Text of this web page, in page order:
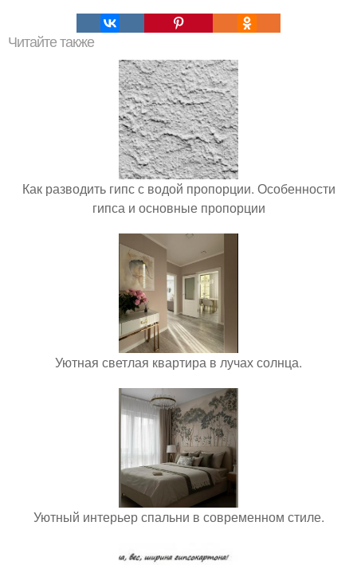
Читайте также
Как разводить гипс с водой пропорции. Особенности
гипса и основные пропорции
Уютная светлая квартира в лучах солнца.
Уютный интерьер спальни в современном стиле.